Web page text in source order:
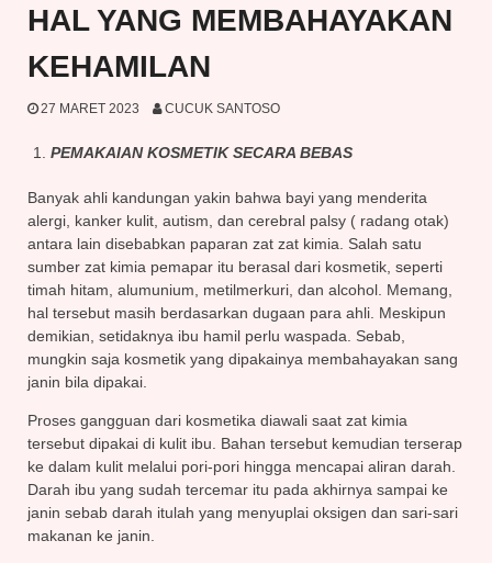
HAL YANG MEMBAHAYAKAN
KEHAMILAN
27 MARET 2023 CUCUK SANTOSO
PEMAKAIAN KOSMETIK SECARA BEBAS
Banyak ahli kandungan yakin bahwa bayi yang menderita
alergi, kanker kulit, autism, dan cerebral palsy ( radang otak)
antara lain disebabkan paparan zat zat kimia. Salah satu
sumber zat kimia pemapar itu berasal dari kosmetik, seperti
timah hitam, alumunium, metilmerkuri, dan alcohol. Memang,
hal tersebut masih berdasarkan dugaan para ahli. Meskipun
demikian, setidaknya ibu hamil perlu waspada. Sebab,
mungkin saja kosmetik yang dipakainya membahayakan sang
janin bila dipakai.
Proses gangguan dari kosmetika diawali saat zat kimia
tersebut dipakai di kulit ibu. Bahan tersebut kemudian terserap
ke dalam kulit melalui pori-pori hingga mencapai aliran darah.
Darah ibu yang sudah tercemar itu pada akhirnya sampai ke
janin sebab darah itulah yang menyuplai oksigen dan sari-sari
makanan ke janin.